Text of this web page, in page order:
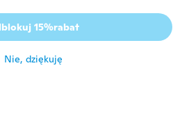
2020 · 156 opinie · 10 przesłane
15%rabat
Nie, dziękuję